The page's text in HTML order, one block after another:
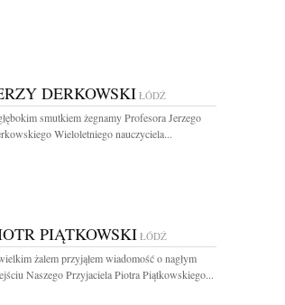
DERKOWSKI ŁÓDŹ
smutkiem żegnamy Profesora Jerzego
Wieloletniego nauczyciela...
PIĄTKOWSKI ŁÓDŹ
żalem przyjąłem wiadomość o nagłym
Naszego Przyjaciela Piotra Piątkowskiego...